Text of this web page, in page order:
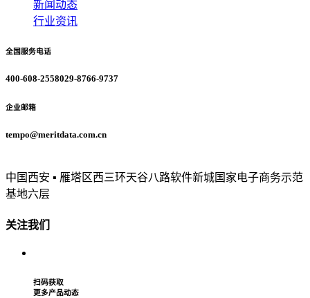
新闻动态
行业资讯
全国服务电话
400-608-2558029-8766-9737
企业邮箱
tempo@meritdata.com.cn
中国西安 ▪ 雁塔区西三环天谷八路软件新城国家电子商务示范
基地六层
关注我们
扫码获取
更多产品动态